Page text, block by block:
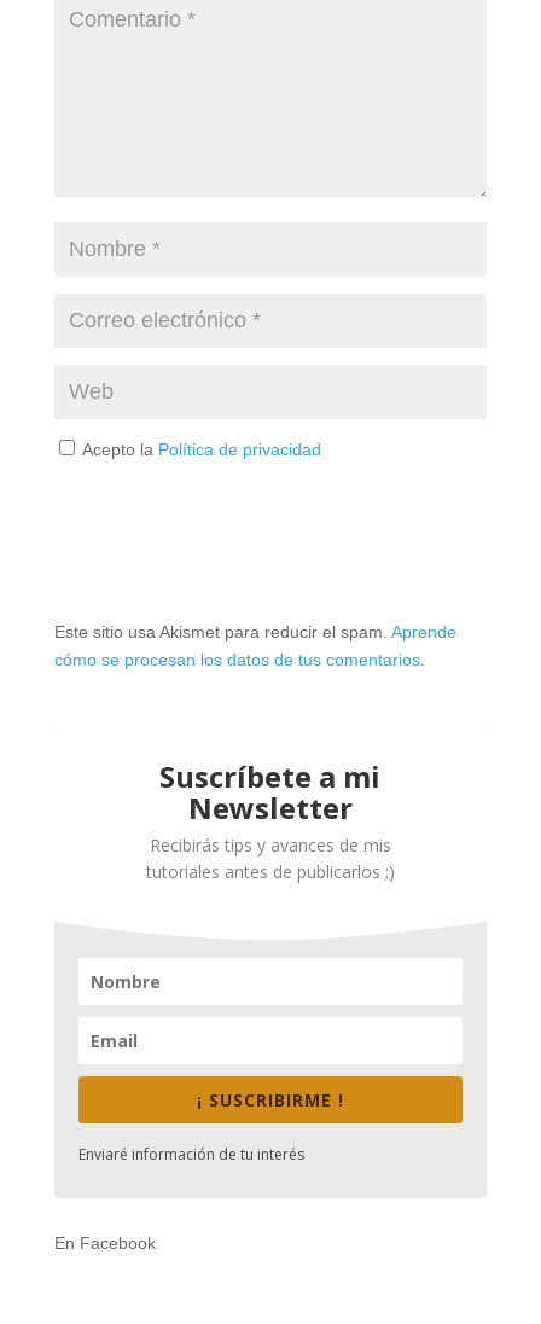
Acepto la Política de privacidad
Este sitio usa Akismet para reducir el spam. Aprende
cómo se procesan los datos de tus comentarios.
Suscríbete a mi
Newsletter
Recibirás tips y avances de mis
tutoriales antes de publicarlos ;)
¡ SUSCRIBIRME !
Enviaré información de tu interés
En Facebook